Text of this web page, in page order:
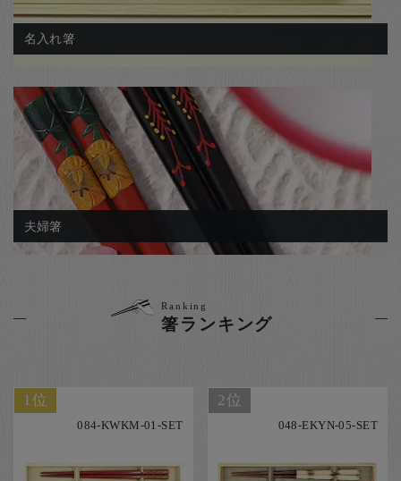
名入れ箸
夫婦箸
Ranking
箸ランキング
1位
084-KWKM-01-SET
2位
048-EKYN-05-SET